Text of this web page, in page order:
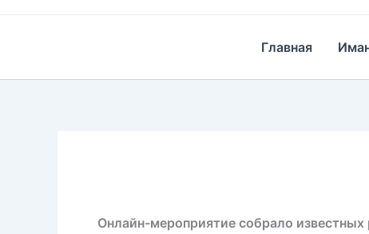
Главная
Онлайн-мероприятие собрало